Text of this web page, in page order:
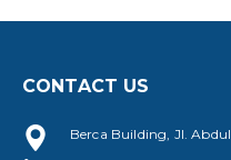
CONTACT US
Berca Building, Jl.